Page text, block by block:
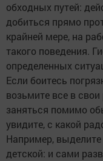
обходных путей:
добиться прямо
крайней мере, на
такого поведения.
определенных
Если боитесь
возьмите все в
заняться помимо
увидите, с какой
Например,
детской: и сами